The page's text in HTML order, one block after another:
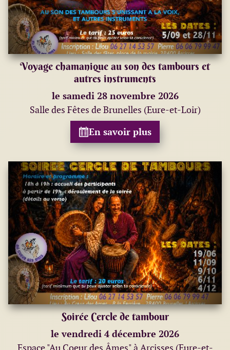
Voyage chamanique au son des tambours et
autres instruments
le samedi 28 novembre 2026
Salle des Fêtes de Brunelles (Eure-et-Loir)
En savoir plus
Soirée Cercle de tambour
le vendredi 4 décembre 2026